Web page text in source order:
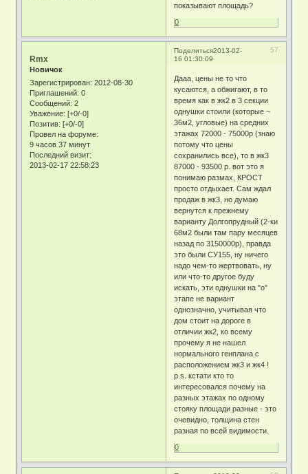
показывают площадь?
0
Поделиться 57
2013-02-
16 01:30:09
Rmx
Новичок
Зарегистрирован: 2012-08-30
Приглашений: 0
Сообщений: 2
Уважение: [+0/-0]
Позитив: [+0/-0]
Провел на форуме:
9 часов 37 минут
Последний визит:
2013-02-17 22:58:23
Дааа, цены не то что
кусаются, а обжигают, в то
время как в жк2 в 3 секции
однушки стоили (которые ~
36м2, угловые) на средних
этажах 72000 - 75000р (знаю
потому что цены
сохранились все), то в жк3
87000 - 93500 р. вот это я
понимаю размах, КРОСТ
просто отдыхает. Сам ждал
продаж в жк3, но думаю
вернутся к прежнему
варианту Долгопрудный (2-ки
68м2 были там пару месяцев
назад по 3150000р), правда
это были СУ155, ну ничего
надо чем-то жертвовать, ну
или что-то другое буду
искать, эти однушки на "о"
этапе не вариант
однозначно, учитывая что
дом стоит на дороге в
отличии жк2, ко всему
прочему я не нашел
нормального генплана с
расположением жк3 и жк4 !
p.s. кстати кто то
интересовался почему на
разных этажах по одному
стояку площади разные - это
очевидно, толщина стен
разная по всей видимости.
0